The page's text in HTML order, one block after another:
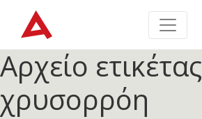
Αρχείο ετικέτας
χρυσορρόη